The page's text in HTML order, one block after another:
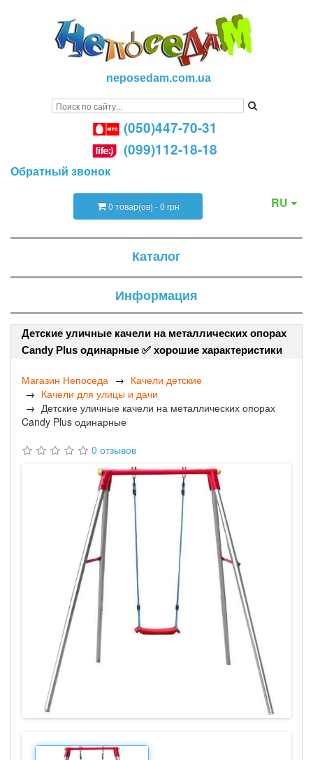
neposedam.com.ua
(050)447-70-31
(099)112-18-18
Обратный звонок
RU
0 товар(ов) - 0 грн
Каталог
Информация
Детские уличные качели на металлических опорах
Candy Plus одинарные ✅ хорошие характеристики
Магазин Непоседа
Качели детские
Качели для улицы и дачи
Детские уличные качели на металлических опорах
Candy Plus одинарные
0 отзывов